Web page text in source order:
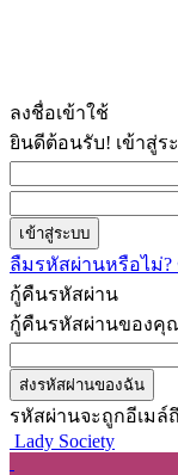
ลงชื่อเข้าใช้
ยินดีต้อนรับ! เข้าสู่
ลืมรหัสผ่านหรือไม่
กู้คืนรหัสผ่าน
กู้คืนรหัสผ่านของคุ
รหัสผ่านจะถูกอีเม
Lady Society